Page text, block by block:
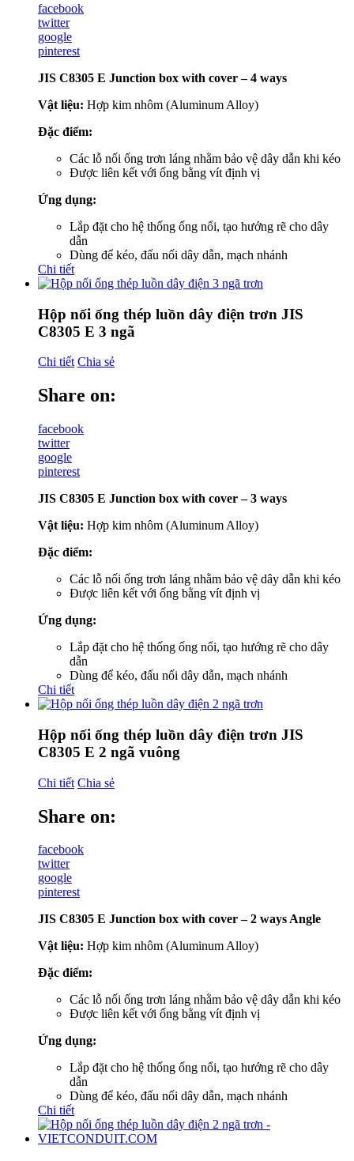
facebook
twitter
google
pinterest
JIS C8305 E Junction box with cover – 4 ways
Vật liệu: Hợp kim nhôm (Aluminum Alloy)
Đặc điểm:
Các lỗ nối ống trơn láng nhằm bảo vệ dây dẫn khi kéo
Được liên kết với ống bằng vít định vị
Ứng dụng:
Lắp đặt cho hệ thống ống nổi, tạo hướng rẽ cho dây
dẫn
Dùng để kéo, đấu nối dây dẫn, mạch nhánh
Chi tiết
Hộp nối ống thép luồn dây điện trơn JIS
C8305 E 3 ngã
Chi tiết Chia sẻ
Share on:
facebook
twitter
google
pinterest
JIS C8305 E Junction box with cover – 3 ways
Vật liệu: Hợp kim nhôm (Aluminum Alloy)
Đặc điểm:
Các lỗ nối ống trơn láng nhằm bảo vệ dây dẫn khi kéo
Được liên kết với ống bằng vít định vị
Ứng dụng:
Lắp đặt cho hệ thống ống nổi, tạo hướng rẽ cho dây
dẫn
Dùng để kéo, đấu nối dây dẫn, mạch nhánh
Chi tiết
Hộp nối ống thép luồn dây điện trơn JIS
C8305 E 2 ngã vuông
Chi tiết Chia sẻ
Share on:
facebook
twitter
google
pinterest
JIS C8305 E Junction box with cover – 2 ways Angle
Vật liệu: Hợp kim nhôm (Aluminum Alloy)
Đặc điểm:
Các lỗ nối ống trơn láng nhằm bảo vệ dây dẫn khi kéo
Được liên kết với ống bằng vít định vị
Ứng dụng:
Lắp đặt cho hệ thống ống nổi, tạo hướng rẽ cho dây
dẫn
Dùng để kéo, đấu nối dây dẫn, mạch nhánh
Chi tiết